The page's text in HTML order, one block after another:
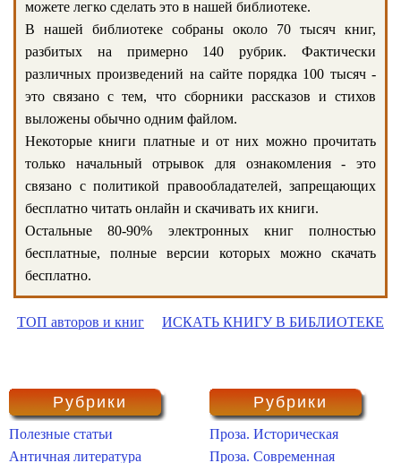
можете легко сделать это в нашей библиотеке.
В нашей библиотеке собраны около 70 тысяч книг,
разбитых на примерно 140 рубрик. Фактически
различных произведений на сайте порядка 100 тысяч -
это связано с тем, что сборники рассказов и стихов
выложены обычно одним файлом.
Некоторые книги платные и от них можно прочитать
только начальный отрывок для ознакомления - это
связано с политикой правообладателей, запрещающих
бесплатно читать онлайн и скачивать их книги.
Остальные 80-90% электронных книг полностью
бесплатные, полные версии которых можно скачать
бесплатно.
ТОП авторов и книг ИСКАТЬ КНИГУ В БИБЛИОТЕКЕ
Рубрики
Полезные статьи
Античная литература
Рубрики
Проза. Историческая
Проза. Современная